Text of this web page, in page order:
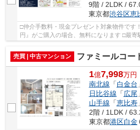
9階 / 2LDK /
東京都渋谷区恵
□仲介手数料・現金プレゼント対象物件です
円』がご購入の場合、無料になります □
売買 | 中古マンション
ファミールコート白金タワーズ 仲介手数
1億7,998万円
南北線 「白金台
日比谷線 「広尾
山手線 「恵比寿
2階 / 1LDK /
東京都港区白金